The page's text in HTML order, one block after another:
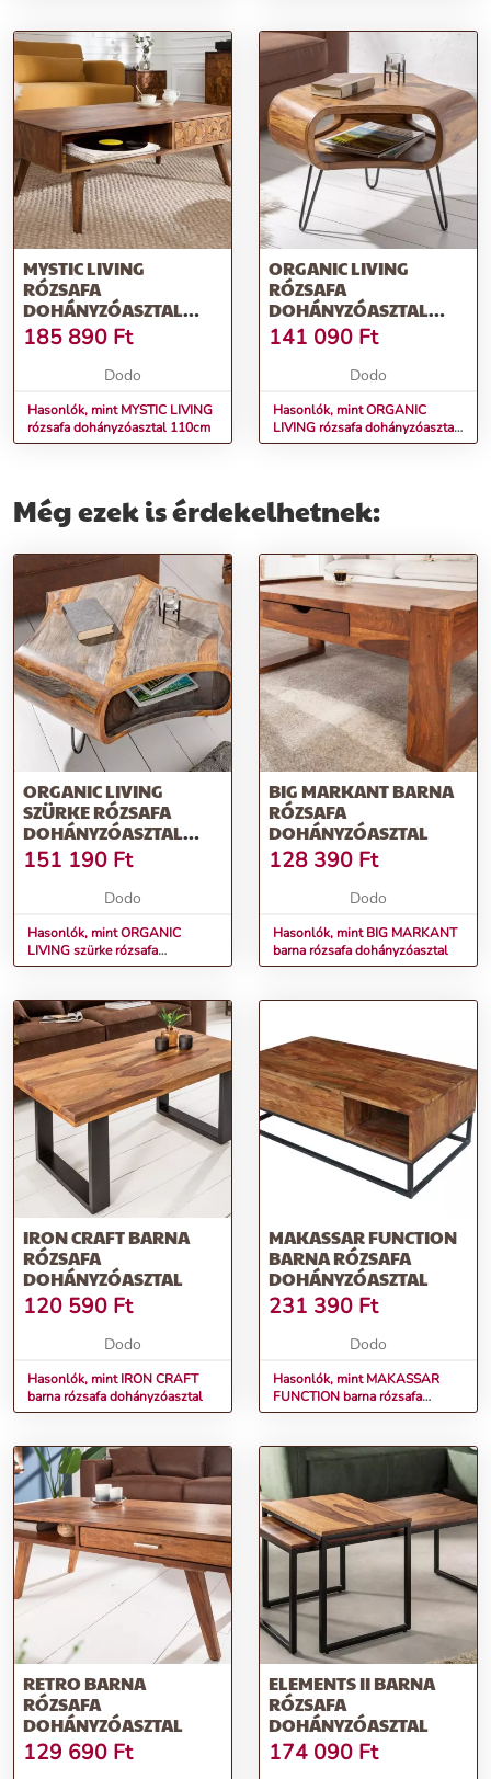
MYSTIC LIVING
RÓZSAFA
DOHÁNYZÓASZTAL
110CM
185 890 Ft
Dodo
Hasonlók, mint MYSTIC LIVING
rózsafa dohányzóasztal 110cm
ORGANIC LIVING
RÓZSAFA
DOHÁNYZÓASZTAL
60CM
141 090 Ft
Dodo
Hasonlók, mint ORGANIC
LIVING rózsafa dohányzóasztal
60cm
Még ezek is érdekelhetnek:
ORGANIC LIVING
SZÜRKE RÓZSAFA
DOHÁNYZÓASZTAL
70CM
151 190 Ft
Dodo
Hasonlók, mint ORGANIC
LIVING szürke rózsafa
dohányzóasztal 70cm
BIG MARKANT BARNA
RÓZSAFA
DOHÁNYZÓASZTAL
128 390 Ft
Dodo
Hasonlók, mint BIG MARKANT
barna rózsafa dohányzóasztal
IRON CRAFT BARNA
RÓZSAFA
DOHÁNYZÓASZTAL
120 590 Ft
Dodo
Hasonlók, mint IRON CRAFT
barna rózsafa dohányzóasztal
MAKASSAR FUNCTION
BARNA RÓZSAFA
DOHÁNYZÓASZTAL
231 390 Ft
Dodo
Hasonlók, mint MAKASSAR
FUNCTION barna rózsafa
dohányzóasztal
RETRO BARNA
RÓZSAFA
DOHÁNYZÓASZTAL
129 690 Ft
ELEMENTS II BARNA
RÓZSAFA
DOHÁNYZÓASZTAL
174 090 Ft